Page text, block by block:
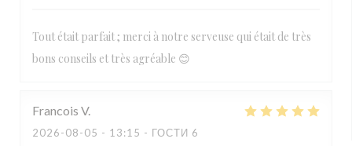
Tout était parfait ; merci à notre serveuse qui était de très
bons conseils et très agréable 😊
Francois V
2026-08-05 - 13:15 - ГОСТИ 6